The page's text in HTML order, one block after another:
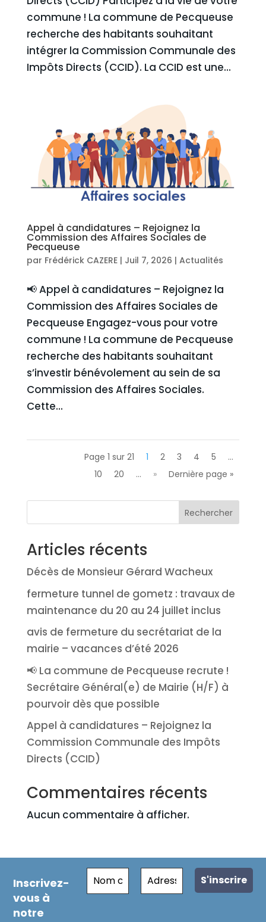
commune ! La commune de Pecqueuse
recherche des habitants souhaitant
intégrer la Commission Communale des
Impôts Directs (CCID). La CCID est une...
Appel à candidatures – Rejoignez la
Commission des Affaires Sociales de
Pecqueuse
par Frédérick CAZERE| Juil 7, 2026 | Actualités
📢 Appel à candidatures – Rejoignez la
Commission des Affaires Sociales de
Pecqueuse Engagez-vous pour votre
commune ! La commune de Pecqueuse
recherche des habitants souhaitant
s’investir bénévolement au sein de sa
Commission des Affaires Sociales.
Cette...
Page 1 sur 21 1 2 3 4 5
…
10
20 … » Dernière page »
Rechercher
Articles récents
Décès de Monsieur Gérard Wacheux
fermeture tunnel de gometz : travaux de
maintenance du 20 au 24 juillet inclus
avis de fermeture du secrétariat de la
mairie – vacances d’été 2026
📢 La commune de Pecqueuse recrute !
Secrétaire Général(e) de Mairie (H/F) à
pourvoir dès que possible
Appel à candidatures – Rejoignez la
Commission Communale des Impôts
Directs (CCID)
Commentaires récents
Aucun commentaire à afficher.
Inscrivez-
vous à
notre